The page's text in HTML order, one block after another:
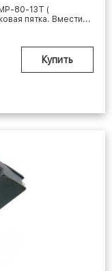
МР-80-13Т (
пятка. Вмести...
Купить